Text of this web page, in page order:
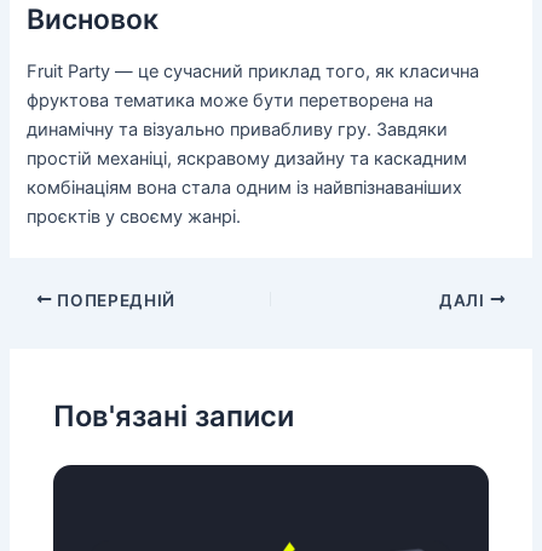
Висновок
Fruit Party — це сучасний приклад того, як класична
фруктова тематика може бути перетворена на
динамічну та візуально привабливу гру. Завдяки
простій механіці, яскравому дизайну та каскадним
комбінаціям вона стала одним із найвпізнаваніших
проєктів у своєму жанрі.
ПОПЕРЕДНІЙ ДАЛІ
Пов'язані записи